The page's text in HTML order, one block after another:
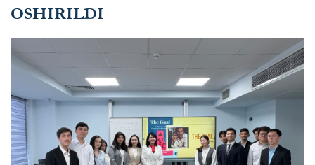
OSHIRILDI